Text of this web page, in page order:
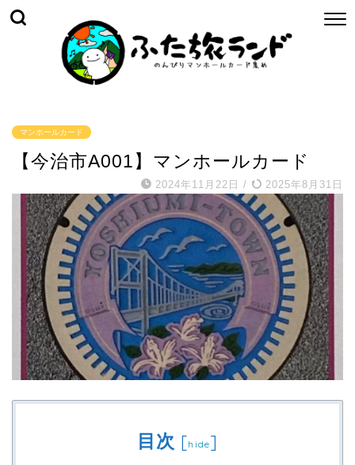
マンホールカード
【今治市A001】マンホールカード
2024年11月22日 / 2025年8月31日
目次 [hide]